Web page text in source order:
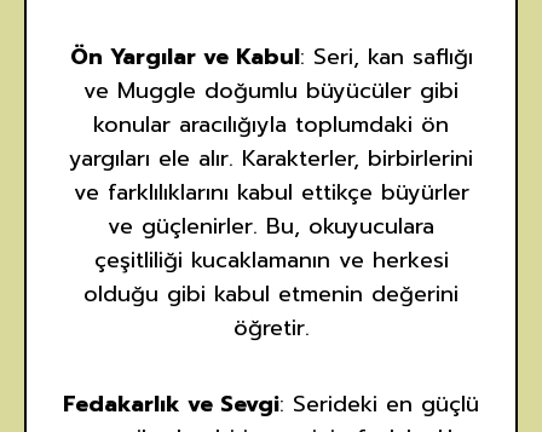
Ön Yargılar ve Kabul: Seri, kan saflığı
ve Muggle doğumlu büyücüler gibi
konular aracılığıyla toplumdaki ön
yargıları ele alır. Karakterler, birbirlerini
ve farklılıklarını kabul ettikçe büyürler
ve güçlenirler. Bu, okuyuculara
çeşitliliği kucaklamanın ve herkesi
olduğu gibi kabul etmenin değerini
öğretir.
Fedakarlık ve Sevgi: Serideki en güçlü